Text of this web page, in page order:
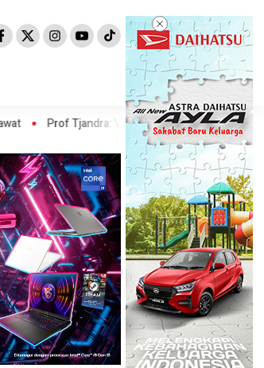
Varian Omicron Mungkin Berdampak pada Obat